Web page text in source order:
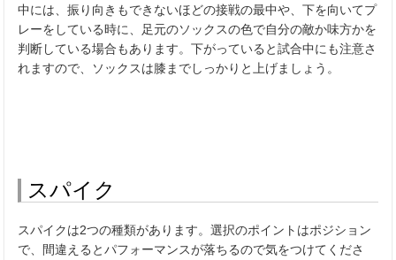
中には、振り向きもできないほどの接戦の最中や、下を向いてプ
レーをしている時に、足元のソックスの色で自分の敵か味方かを
判断している場合もあります。下がっていると試合中にも注意さ
れますので、ソックスは膝までしっかりと上げましょう。
スパイク
スパイクは2つの種類があります。選択のポイントはポジション
で、間違えるとパフォーマンスが落ちるので気をつけてくださ